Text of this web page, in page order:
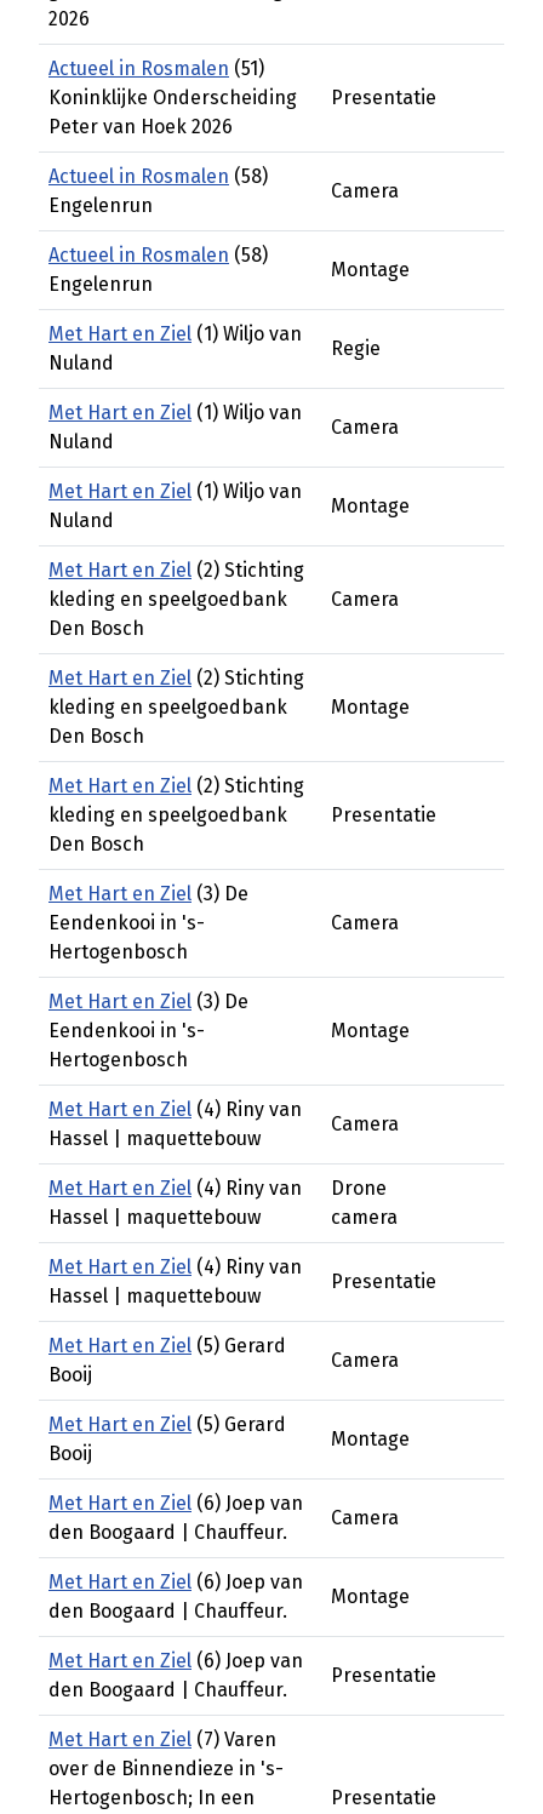
2026
Actueel in Rosmalen (51)
Koninklijke Onderscheiding
Peter van Hoek 2026
Presentatie
Actueel in Rosmalen (58)
Engelenrun
Camera
Actueel in Rosmalen (58)
Engelenrun
Montage
Met Hart en Ziel (1) Wiljo van
Nuland
Regie
Met Hart en Ziel (1) Wiljo van
Nuland
Camera
Met Hart en Ziel (1) Wiljo van
Nuland
Montage
Met Hart en Ziel (2) Stichting
kleding en speelgoedbank
Den Bosch
Camera
Met Hart en Ziel (2) Stichting
kleding en speelgoedbank
Den Bosch
Montage
Met Hart en Ziel (2) Stichting
kleding en speelgoedbank
Den Bosch
Presentatie
Met Hart en Ziel (3) De
Eendenkooi in 's-
Hertogenbosch
Camera
Met Hart en Ziel (3) De
Eendenkooi in 's-
Hertogenbosch
Montage
Met Hart en Ziel (4) Riny van
Hassel | maquettebouw
Camera
Met Hart en Ziel (4) Riny van
Hassel | maquettebouw
Drone
camera
Met Hart en Ziel (4) Riny van
Hassel | maquettebouw
Presentatie
Met Hart en Ziel (5) Gerard
Booij
Camera
Met Hart en Ziel (5) Gerard
Booij
Montage
Met Hart en Ziel (6) Joep van
den Boogaard | Chauffeur.
Camera
Met Hart en Ziel (6) Joep van
den Boogaard | Chauffeur.
Montage
Met Hart en Ziel (6) Joep van
den Boogaard | Chauffeur.
Presentatie
Met Hart en Ziel (7) Varen
over de Binnendieze in 's-
Hertogenbosch; In een
Presentatie